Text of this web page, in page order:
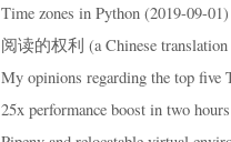
Time zones in Python (2019-09-01)
阅读的权利 (a Chinese
My opinions regarding the top five
25x performance boost in two